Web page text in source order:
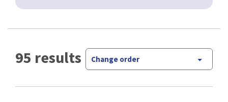
95 results Change order